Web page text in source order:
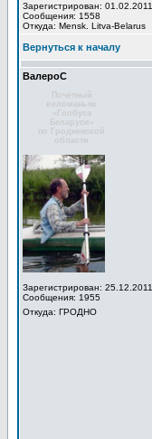
Зарегистрирован: 01.02.2011
Сообщения: 1558
Откуда: Mensk. Litva-Belarus
Вернуться к началу
ВалероС
Почётный
веломаньяк
«Глобуса
Беларуси»
по Гродненской
области
Зарегистрирован: 25.12.2011
Сообщения: 1955
Откуда: ГРОДНО